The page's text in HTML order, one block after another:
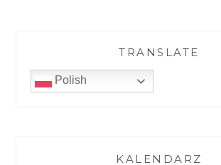
TRANSLATE
Polish
KALENDARZ